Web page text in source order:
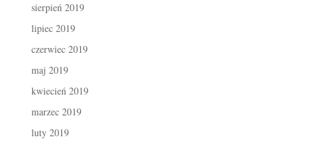
sierpień 2019
lipiec 2019
czerwiec 2019
maj 2019
kwiecień 2019
marzec 2019
luty 2019